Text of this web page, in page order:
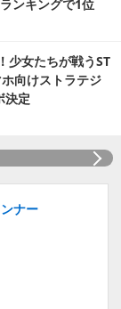
ンキングで1位
少女たちが戦うST
向けストラテジ
決定
ナー